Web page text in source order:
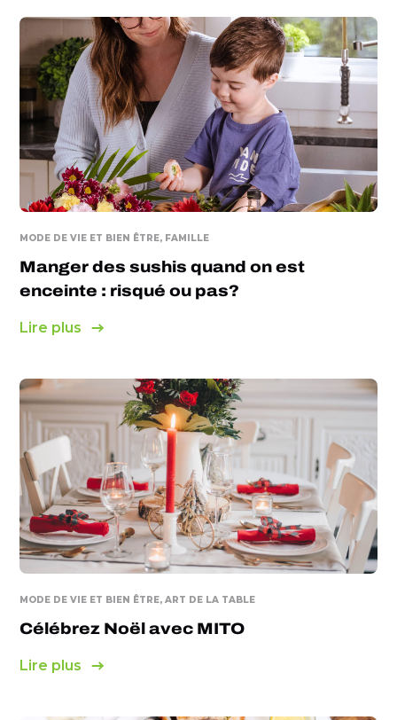
MODE DE VIE ET BIEN ÊTRE, FAMILLE
Manger des sushis quand on est
enceinte : risqué ou pas?
Lire plus
MODE DE VIE ET BIEN ÊTRE, ART DE LA TABLE
Célébrez Noël avec MITO
Lire plus